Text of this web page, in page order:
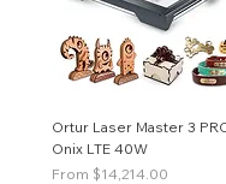
Ortur Laser Master 3
Onix LTE 40W
Price
From $14,214.00